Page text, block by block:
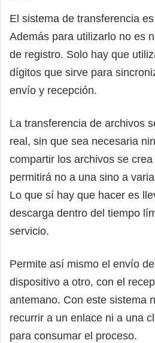
El sistema de transferencia
Además para utilizarlo no es
de registro. Solo hay que
dígitos que sirve para
envío y recepción.
La transferencia de archivos
real, sin que sea necesaria
compartir los archivos se
permitirá no a una sino a
Lo que sí hay que hacer es
descarga dentro del tiempo
servicio.
Permite así mismo el envío
dispositivo a otro, con el
antemano. Con este sistema
recurrir a un enlace ni a una
para consumar el proceso.